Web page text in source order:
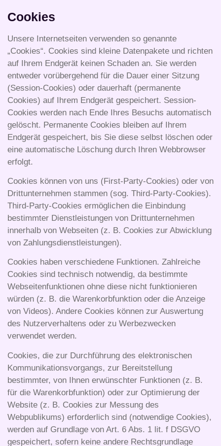
Cookies
Unsere Internetseiten verwenden so genannte
„Cookies“. Cookies sind kleine Datenpakete und richten
auf Ihrem Endgerät keinen Schaden an. Sie werden
entweder vorübergehend für die Dauer einer Sitzung
(Session-Cookies) oder dauerhaft (permanente
Cookies) auf Ihrem Endgerät gespeichert. Session-
Cookies werden nach Ende Ihres Besuchs automatisch
gelöscht. Permanente Cookies bleiben auf Ihrem
Endgerät gespeichert, bis Sie diese selbst löschen oder
eine automatische Löschung durch Ihren Webbrowser
erfolgt.
Cookies können von uns (First-Party-Cookies) oder von
Drittunternehmen stammen (sog. Third-Party-Cookies).
Third-Party-Cookies ermöglichen die Einbindung
bestimmter Dienstleistungen von Drittunternehmen
innerhalb von Webseiten (z. B. Cookies zur Abwicklung
von Zahlungsdienstleistungen).
Cookies haben verschiedene Funktionen. Zahlreiche
Cookies sind technisch notwendig, da bestimmte
Webseitenfunktionen ohne diese nicht funktionieren
würden (z. B. die Warenkorbfunktion oder die Anzeige
von Videos). Andere Cookies können zur Auswertung
des Nutzerverhaltens oder zu Werbezwecken
verwendet werden.
Cookies, die zur Durchführung des elektronischen
Kommunikationsvorgangs, zur Bereitstellung
bestimmter, von Ihnen erwünschter Funktionen (z. B.
für die Warenkorbfunktion) oder zur Optimierung der
Website (z. B. Cookies zur Messung des
Webpublikums) erforderlich sind (notwendige Cookies),
werden auf Grundlage von Art. 6 Abs. 1 lit. f DSGVO
gespeichert, sofern keine andere Rechtsgrundlage